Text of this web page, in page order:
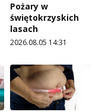
Pożary w
świętokrzyskich
lasach
2026.08.05 14:31